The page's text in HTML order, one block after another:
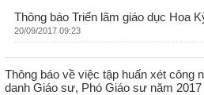
Thông báo Triển lãm giáo dục Hoa
20/09/2017 09:23
Thông báo về việc tập huấn xét công
danh Giáo sư, Phó Giáo sư năm 2017